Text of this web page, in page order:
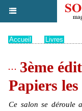
Accueil Livres
3ème
Papiers
Ce salon se déroule